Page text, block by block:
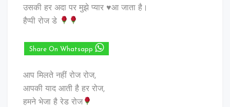
उसकी हर अदा पर मुझे प्यार ♥️आ जाता है।
हैप्पी रोज डे
Share On Whatsapp
आप मिलते नहीं रोज रोज,
आपकी याद आती है हर रोज,
हमने भेजा है रेड रोज